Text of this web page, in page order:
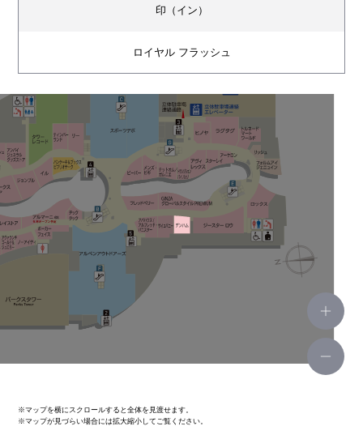
印（イン）
ロイヤル フラッシュ
アンバイ ジェネラルグッズストア
フリークス ストア
ジョンブル
ILS（イル）
パンケーキ＆ブックス ビブリオテーク
※マップを横にスクロールすると全体を見渡せます。
※マップが見づらい場合には拡大縮小してご覧ください。